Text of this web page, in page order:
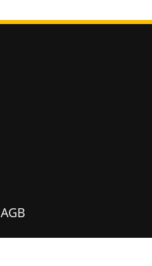
AGB